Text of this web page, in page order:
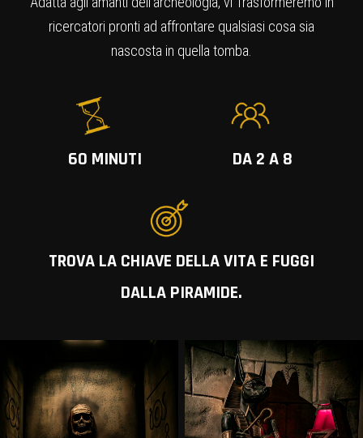
ricercatori pronti ad affrontare qualsiasi cosa sia
nascosta in quella tomba.
60 MINUTI DA 2 A 8
TROVA LA CHIAVE DELLA VITA E FUGGI
DALLA PIRAMIDE.